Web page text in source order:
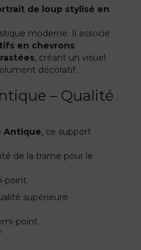
de loup stylisé en
moderne. Il associe
en chevrons
, créant un visuel
décoratif.
– Qualité
Antique, ce support
de la trame pour le
point.
supérieure
point